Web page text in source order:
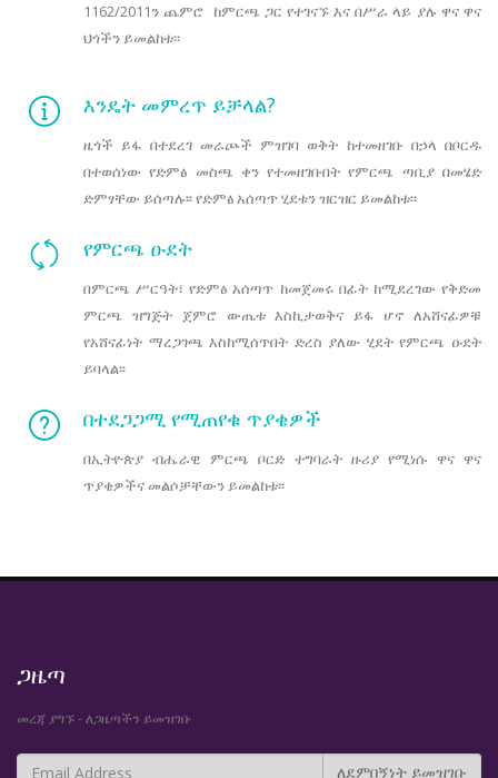
1162/2011ን ጨምሮ ከምርጫ ጋር የተገናኙ እና በሥራ ላይ ያሉ ዋና ዋና
ህጎችን ይመልከቱ፡፡
እንዴት መምረጥ ይቻላል?
ዜጎች ይፋ በተደረገ መራጮች ምዝገባ ወቅት ከተመዘገቡ በኃላ በቦርዱ
በተወሰነው የድምፅ መስጫ ቀን የተመዘገቡበት የምርጫ ጣቢያ በመሄድ
ድምፃቸው ይሰጣሉ፡፡ የድምፅ አሰጣጥ ሂደቱን ዝርዝር ይመልከቱ፡፡
የምርጫ ዑደት
በምርጫ ሥርዓት፣ የድምፅ አሰጣጥ ከመጀመሩ በፊት ከሚደረገው የቅድመ
ምርጫ ዝግጅት ጀምሮ ውጤቱ እስኪታወቅና ይፋ ሆኖ ለአሸናፊዎቹ
የአሸናፊነት ማረጋገጫ እስከሚሰጥበት ድረስ ያለው ሂደት የምርጫ ዑደት
ይባላል፡፡
በተደጋጋሚ የሚጠየቁ ጥያቄዎች
በኢትዮጵያ ብሔራዊ ምርጫ ቦርድ ተግባራት ዙሪያ የሚነሱ ዋና ዋና
ጥያቄዎችና መልሶቻቸውን ይመልከቱ፡፡
ጋዜጣ
መረጃ ያግኙ - ለጋዜጣችን ይመዝገቡ